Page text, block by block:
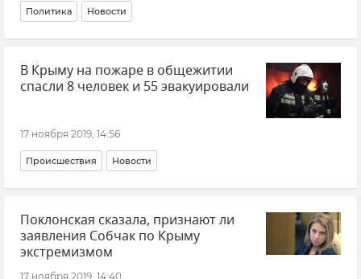
Политика Новости
В Крыму на пожаре в общежитии
спасли 8 человек и 55 эвакуировали
17 ноября 2019, 14:56
Происшествия Новости
Поклонская сказала, признают ли
заявления Собчак по Крыму
экстремизмом
17 ноября 2019, 14:40